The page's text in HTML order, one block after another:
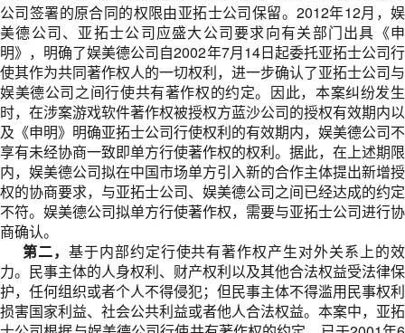
公司签署的原合同的权限由亚拓士公司保留。2012年12月，娱
美德公司、亚拓士公司应盛大公司要求向有关部门出具《申
明》，明确了娱美德公司自2002年7月14日起委托亚拓士公司行
使其作为共同著作权人的一切权利，进一步确认了亚拓士公司与
娱美德公司之间行使共有著作权的约定。因此，本案纠纷发生
时，在涉案游戏软件著作权被授权方蓝沙公司的授权有效期内以
及《申明》明确亚拓士公司行使权利的有效期内，娱美德公司不
享有未经协商一致即单方行使著作权的权利。据此，在上述期限
内，娱美德公司拟在中国市场单方引入新的合作主体提出新增授
权的协商要求，与亚拓士公司、娱美德公司之间已经达成的约定
不符。娱美德公司拟单方行使著作权，需要与亚拓士公司进行协
商确认。
第二， 基于内部约定行使共有著作权产生对外关系上的效
力。民事主体的人身权利、财产权利以及其他合法权益受法律保
护，任何组织或者个人不得侵犯；但民事主体不得滥用民事权利
损害国家利益、社会公共利益或者他人合法权益。本案中，亚拓